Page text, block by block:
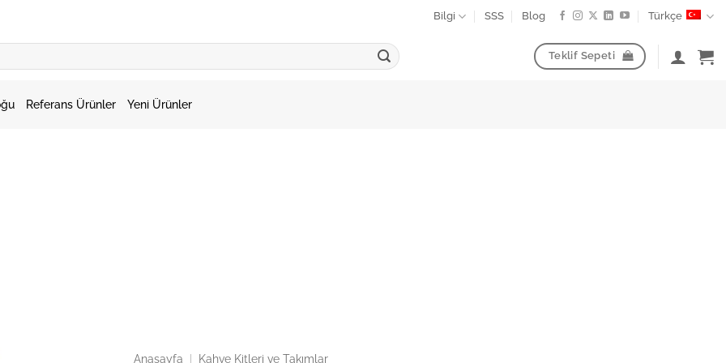
Bilgi SSS Blog Türkçe
Teklif Sepeti
Referans Ürünler Yeni Ürünler
Anasayfa Kahve Kitleri ve Takımlar